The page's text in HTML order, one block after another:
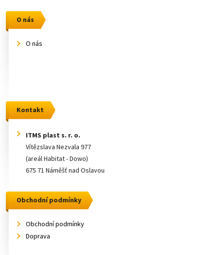
O nás
O nás
Kontakt
ITMS plast s. r. o.
Vítězslava Nezvala 977
(areál Habitat - Dowo)
675 71 Náměšť nad Oslavou
Obchodní podmínky
Obchodní podmínky
Doprava